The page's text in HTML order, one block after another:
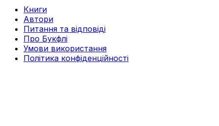
Книги
Автори
Питання та відповіді
Про Букфлі
Умови використання
Політика конфіденційності